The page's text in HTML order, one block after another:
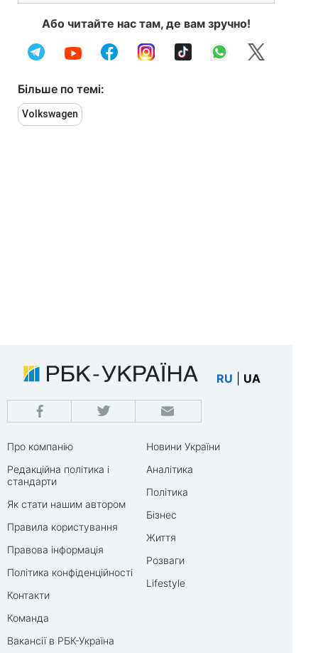
Або читайте нас там, де вам зручно!
Більше по темі:
Volkswagen
RU UA
Про компанію
Редакційна політика і
стандарти
Як стати нашим автором
Правила користування
Правова інформація
Політика конфіденційності
Контакти
Команда
Вакансії в РБК-Україна
Новини України
Аналітика
Політика
Бізнес
Життя
Розваги
Lifestyle